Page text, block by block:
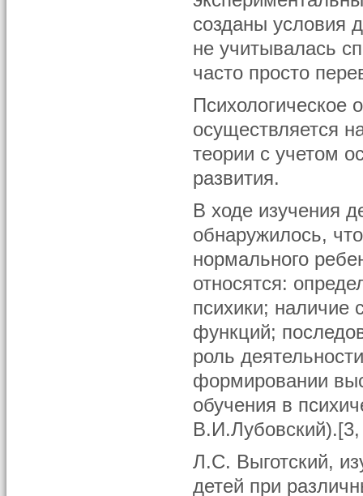
созданы условия
не учитывалась
часто просто
Психологическое
осуществляется
теории с учетом
развития.
В ходе изучения
обнаружилось,
нормального
относятся:
психики; наличие
функций;
роль
формировании
обучения в
В.И.Лубовский).[3,
Л.С. Выготский,
детей при